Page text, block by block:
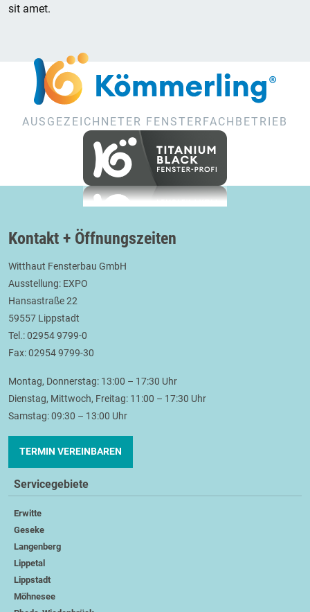
sit amet.
AUSGEZEICHNETER FENSTERFACHBETRIEB
Kontakt + Öffnungszeiten
Witthaut Fensterbau GmbH
Ausstellung: EXPO
Hansastraße 22
59557 Lippstadt
Tel.: 02954 9799-0
Fax: 02954 9799-30
Montag, Donnerstag: 13:00 – 17:30 Uhr
Dienstag, Mittwoch, Freitag: 11:00 – 17:30 Uhr
Samstag: 09:30 – 13:00 Uhr
TERMIN VEREINBAREN
Servicegebiete
Erwitte
Geseke
Langenberg
Lippetal
Lippstadt
Möhnesee